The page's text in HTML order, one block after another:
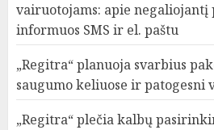
vairuotojams: apie negaliojantį
informuos SMS ir el. paštu
„Regitra“ planuoja svarbius
saugumo keliuose ir patogesni
„Regitra“ plečia kalbų